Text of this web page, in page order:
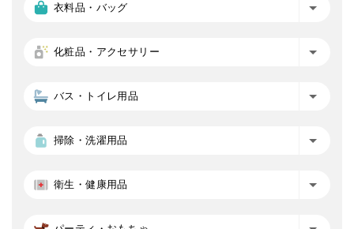
衣料品・バッグ
化粧品・アクセサリー
バス・トイレ用品
掃除・洗濯用品
衛生・健康用品